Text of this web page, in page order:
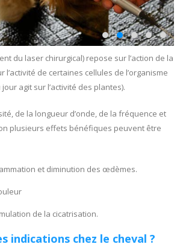
du laser chirurgical) repose sur l’action de la
de certaines cellules de l’organisme
agit sur l’activité des plantes).
de la longueur d’onde, de la fréquence et
plusieurs effets bénéfiques peuvent être
et diminution des œdèmes.
de la cicatrisation.
indications chez le cheval ?